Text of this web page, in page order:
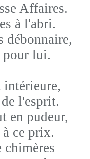
Affaires.
à l'abri.
débonnaire,
pour lui.
intérieure,
l'esprit.
en pudeur,
à ce prix.
chimères